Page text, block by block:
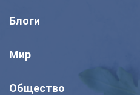
Блоги
Мир
Общество